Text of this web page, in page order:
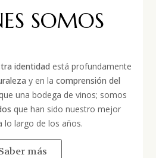
SOMOS
identidad está profundamente
y en la comprensión del
una bodega de vinos; somos
que han sido nuestro mejor
lo largo de los años.
más